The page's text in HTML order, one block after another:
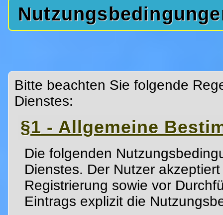
Bitte beachten Sie folgende
Dienstes:
§1 - Allgemeine
Die folgenden
Dienstes. Der Nutzer
Registrierung sowie vor
Eintrags explizit die